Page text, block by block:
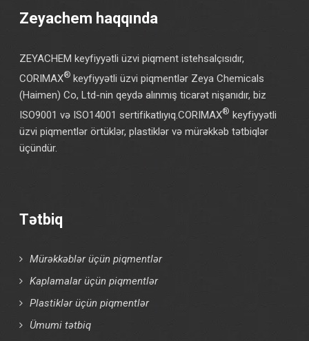
Zeyachem haqqında
ZEYACHEM keyfiyyətli üzvi piqment istehsalçısıdır,
CORIMAX®keyfiyyətli üzvi piqmentlər Zeya Chemicals
(Haimen) Co, Ltd-nin qeydə alınmış ticarət nişanıdır, biz
ISO9001 və ISO14001 sertifikatlıyıq.CORIMAX® keyfiyyətli
üzvi piqmentlər örtüklər, plastiklər və mürəkkəb tətbiqlər
üçündür.
Tətbiq
Mürəkkəblər üçün piqmentlər
Kaplamalar üçün piqmentlər
Plastiklər üçün piqmentlər
Ümumi tətbiq